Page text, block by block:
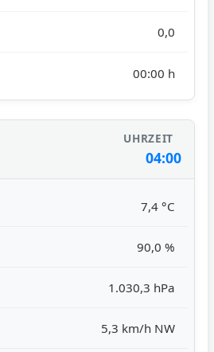
0,0
00:00 h
04:00
7,4 °C
90,0 %
1.030,3 hPa
5,3 km/h NW